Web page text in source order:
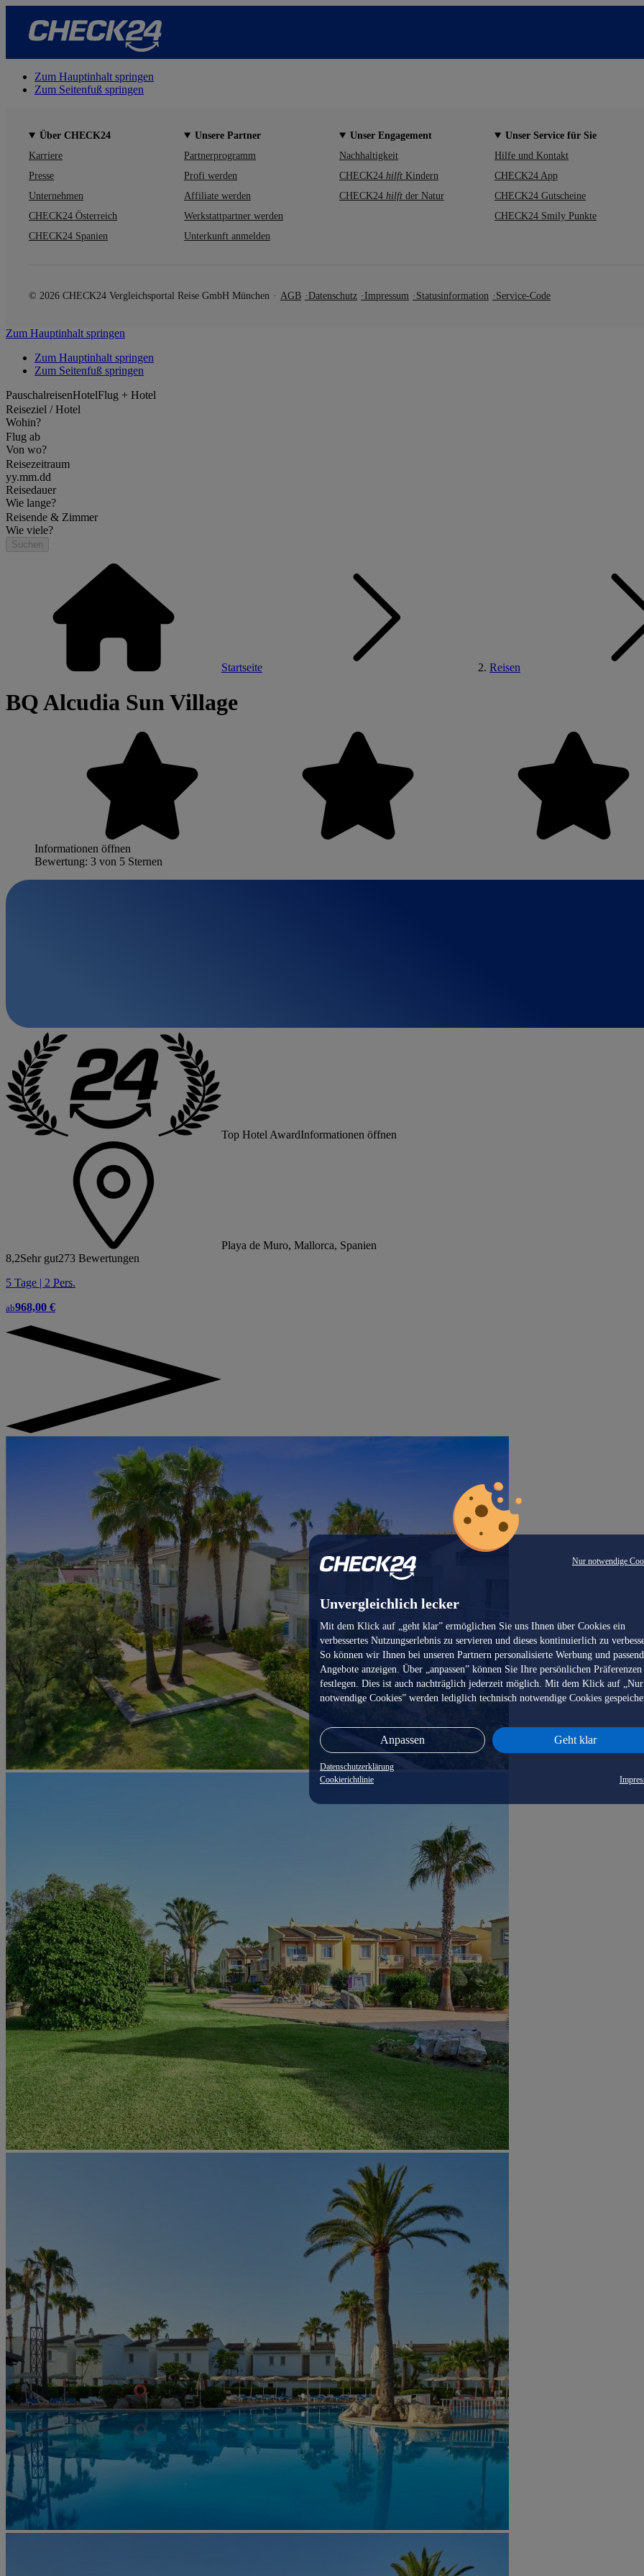
Nur notwendige
Unvergleichlich lecker
Mit dem Klick auf „geht klar” ermöglichen Sie uns Ihnen über Cookies ein
verbessertes Nutzungserlebnis zu servieren und dieses kontinuierlich zu
So können wir Ihnen bei unseren Partnern personalisierte Werbung und
Angebote anzeigen. Über „anpassen” können Sie Ihre persönlichen Präferenzen
festlegen. Dies ist auch nachträglich jederzeit möglich. Mit dem Klick auf „Nur
notwendige Cookies” werden lediglich technisch notwendige Cookies
Anpassen Geht klar
Datenschutzerklärung
Cookierichtlinie
Zum Hauptinhalt springen
Zum Seitenfuß springen
Über CHECK24
Karriere
Presse
Unternehmen
CHECK24 Österreich
CHECK24 Spanien
Unsere Partner
Partnerprogramm
Profi werden
Affiliate werden
Werkstattpartner werden
Unterkunft anmelden
Unser Engagement
Nachhaltigkeit
CHECK24 hilft Kindern
CHECK24 hilft der Natur
Unser Service für Sie
Hilfe und Kontakt
CHECK24 App
CHECK24 Gutscheine
CHECK24 Smily Punkte
© 2026 CHECK24 Vergleichsportal Reise GmbH München AGB Datenschutz Impressum Statusinformation Service-Code
Zum Hauptinhalt springen
Zum Hauptinhalt springen
Zum Seitenfuß springen
PauschalreisenHotelFlug + Hotel
Reiseziel / Hotel
Wohin?
Flug ab
Von wo?
Reisezeitraum
yy.mm.dd
Reisedauer
Wie lange?
Reisende & Zimmer
Wie viele?
Suchen
Startseite Reisen
BQ Alcudia Sun Village
Informationen öffnen
Bewertung: 3 von 5 Sternen
Top Hotel AwardInformationen öffnen
Playa de Muro, Mallorca, Spanien
8,2Sehr gut273 Bewertungen
5 Tage | 2 Pers.
ab968,00 €